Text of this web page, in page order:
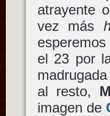
atrayente
vez más
el 23 por
al resto,
imagen de